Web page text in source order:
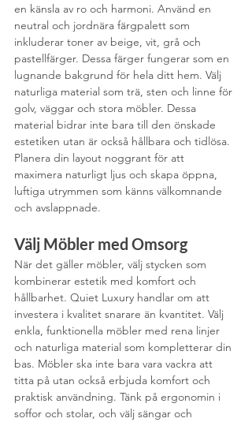
en känsla av ro och harmoni. Använd en
neutral och jordnära färgpalett som
inkluderar toner av beige, vit, grå och
pastellfärger. Dessa färger fungerar som en
lugnande bakgrund för hela ditt hem. Välj
naturliga material som trä, sten och linne för
golv, väggar och stora möbler. Dessa
material bidrar inte bara till den önskade
estetiken utan är också hållbara och tidlösa.
Planera din layout noggrant för att
maximera naturligt ljus och skapa öppna,
luftiga utrymmen som känns välkomnande
och avslappnade.
Välj Möbler med Omsorg
När det gäller möbler, välj stycken som
kombinerar estetik med komfort och
hållbarhet. Quiet Luxury handlar om att
investera i kvalitet snarare än kvantitet. Välj
enkla, funktionella möbler med rena linjer
och naturliga material som kompletterar din
bas. Möbler ska inte bara vara vackra att
titta på utan också erbjuda komfort och
praktisk användning. Tänk på ergonomin i
soffor och stolar, och välj sängar och